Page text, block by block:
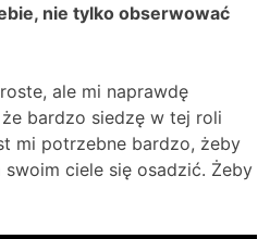
nie tylko obserwować
ale mi naprawdę
bardzo siedzę w tej roli
mi potrzebne bardzo, żeby
ciele się osadzić. Żeby